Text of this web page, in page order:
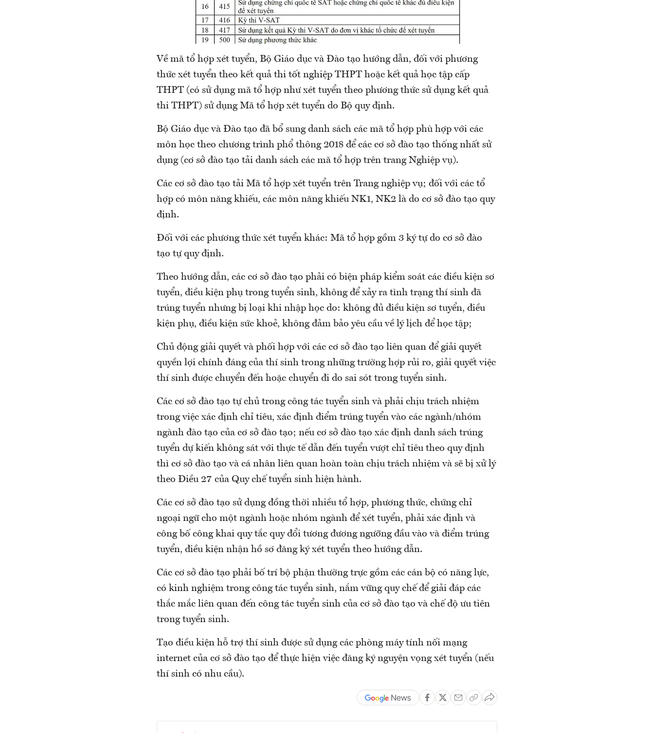
Về mã tổ hợp xét tuyển, Bộ Giáo dục và Đào tạo hướng dẫn, đối với phương
thức xét tuyển theo kết quả thi tốt nghiệp THPT hoặc kết quả học tập cấp
THPT (có sử dụng mã tổ hợp như xét tuyển theo phương thức sử dụng kết quả
thi THPT) sử dụng Mã tổ hợp xét tuyển do Bộ quy định.
Bộ Giáo dục và Đào tạo đã bổ sung danh sách các mã tổ hợp phù hợp với các
môn học theo chương trình phổ thông 2018 để các cơ sở đào tạo thống nhất sử
dụng (cơ sở đào tạo tải danh sách các mã tổ hợp trên trang Nghiệp vụ).
Các cơ sở đào tạo tải Mã tổ hợp xét tuyển trên Trang nghiệp vụ; đối với các tổ
hợp có môn năng khiếu, các môn năng khiếu NK1, NK2 là do cơ sở đào tạo quy
định.
Đối với các phương thức xét tuyển khác: Mã tổ hợp gồm 3 ký tự do cơ sở đào
tạo tự quy định.
Theo hướng dẫn, các cơ sở đào tạo phải có biện pháp kiểm soát các điều kiện sơ
tuyển, điều kiện phụ trong tuyển sinh, không để xảy ra tình trạng thí sinh đã
trúng tuyển nhưng bị loại khi nhập học do: không đủ điều kiện sơ tuyển, điều
kiện phụ, điều kiện sức khoẻ, không đảm bảo yêu cầu về lý lịch để học tập;
Chủ động giải quyết và phối hợp với các cơ sở đào tạo liên quan để giải quyết
quyền lợi chính đáng của thí sinh trong những trường hợp rủi ro, giải quyết việc
thí sinh được chuyển đến hoặc chuyển đi do sai sót trong tuyển sinh.
Các cơ sở đào tạo tự chủ trong công tác tuyển sinh và phải chịu trách nhiệm
trong việc xác định chỉ tiêu, xác định điểm trúng tuyển vào các ngành/nhóm
ngành đào tạo của cơ sở đào tạo; nếu cơ sở đào tạo xác định danh sách trúng
tuyển dự kiến không sát với thực tế dẫn đến tuyển vượt chỉ tiêu theo quy định
thì cơ sở đào tạo và cá nhân liên quan hoàn toàn chịu trách nhiệm và sẽ bị xử lý
theo Điều 27 của Quy chế tuyển sinh hiện hành.
Các cơ sở đào tạo sử dụng đồng thời nhiều tổ hợp, phương thức, chứng chỉ
ngoại ngữ cho một ngành hoặc nhóm ngành để xét tuyển, phải xác định và
công bố công khai quy tắc quy đổi tương đương ngưỡng đầu vào và điểm trúng
tuyển, điều kiện nhận hồ sơ đăng ký xét tuyển theo hướng dẫn.
Các cơ sở đào tạo phải bố trí bộ phận thường trực gồm các cán bộ có năng lực,
có kinh nghiệm trong công tác tuyển sinh, nắm vững quy chế để giải đáp các
thắc mắc liên quan đến công tác tuyển sinh của cơ sở đào tạo và chế độ ưu tiên
trong tuyển sinh.
Tạo điều kiện hỗ trợ thí sinh được sử dụng các phòng máy tính nối mạng
internet của cơ sở đào tạo để thực hiện việc đăng ký nguyện vọng xét tuyển (nếu
thí sinh có nhu cầu).